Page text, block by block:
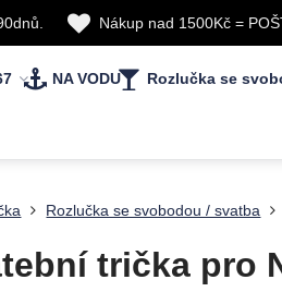
Nákup nad 1500Kč =
NA VODU Rozlučka se
Rozlučka se svobodou / svatba
trička pro